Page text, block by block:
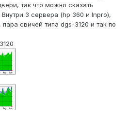
так что можно сказать
3 сервера (hp 360 и Inpro),
свичей типа dgs-3120 и так по